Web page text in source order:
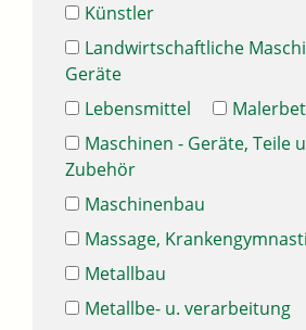
Künstler
Landwirtschaftliche
Geräte
Lebensmittel
Maschinen - Geräte, Teile
Zubehör
Maschinenbau
Massage,
Metallbau
Metallbe- u. verarbeitung